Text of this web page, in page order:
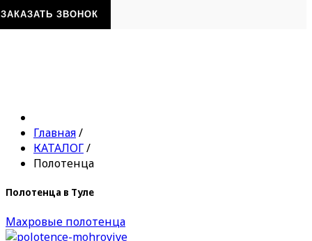
ЗАКАЗАТЬ ЗВОНОК
Главная/
КАТАЛОГ/
Полотенца
Полотенца в Туле
Махровые полотенца